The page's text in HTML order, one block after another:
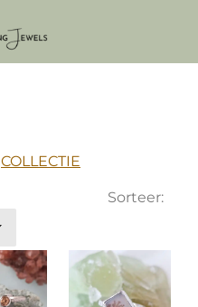
COLLECTIE
Sorteer: